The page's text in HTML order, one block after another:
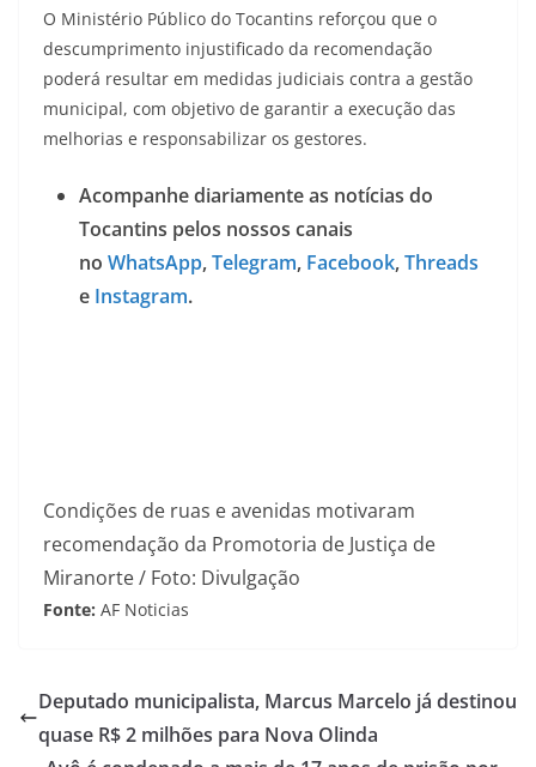
O Ministério Público do Tocantins reforçou que o
descumprimento injustificado da recomendação
poderá resultar em medidas judiciais contra a gestão
municipal, com objetivo de garantir a execução das
melhorias e responsabilizar os gestores.
Acompanhe diariamente as notícias do
Tocantins pelos nossos canais
no WhatsApp,Telegram, Facebook,Threads
e Instagram.
Condições de ruas e avenidas motivaram
recomendação da Promotoria de Justiça de
Miranorte / Foto: Divulgação
Fonte: AF Noticias
Deputado municipalista, Marcus Marcelo já destinou
quase R$ 2 milhões para Nova Olinda